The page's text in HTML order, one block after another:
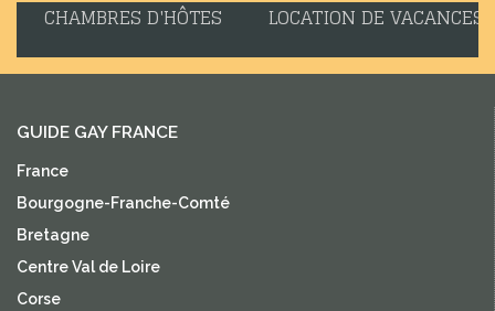
CHAMBRES D'HÔTES LOCATION DE VACANCES
GUIDE GAY FRANCE
France
Bourgogne-Franche-Comté
Bretagne
Centre Val de Loire
Corse